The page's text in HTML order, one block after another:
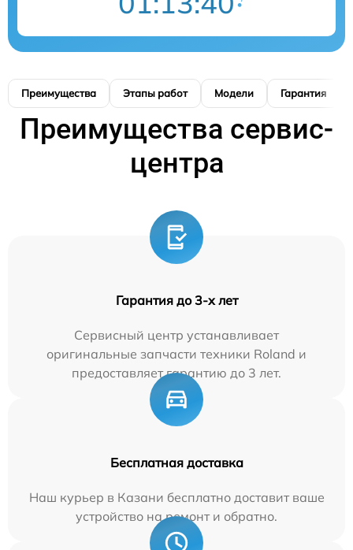
Преимущества Этапы работ Модели Гарантия
Преимущества сервис-
центра
Гарантия до 3-х лет
Сервисный центр устанавливает
оригинальные запчасти техники Roland и
предоставляет гарантию до 3 лет.
Бесплатная доставка
Наш курьер в Казани бесплатно доставит ваше
устройство на ремонт и обратно.